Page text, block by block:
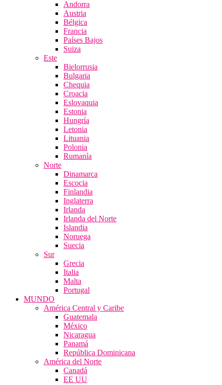
Andorra
Austria
Bélgica
Francia
Países Bajos
Suiza
Este
Bielorrusia
Bulgaria
Chequia
Croacia
Eslovaquia
Estonia
Hungría
Letonia
Lituania
Polonia
Rumanía
Norte
Dinamarca
Escocia
Finlandia
Inglaterra
Irlanda
Irlanda del Norte
Islandia
Noruega
Suecia
Sur
Grecia
Italia
Malta
Portugal
MUNDO
América Central y Caribe
Guatemala
México
Nicaragua
Panamá
República Dominicana
América del Norte
Canadá
EE UU